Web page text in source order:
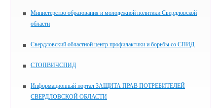
Министерство образования и молодежной политики Свердловской
области
Свердловский областной центр профилактики и борьбы со СПИД
СТОПВИЧСПИД
Информационный портал ЗАЩИТА ПРАВ ПОТРЕБИТЕЛЕЙ
СВЕРДЛОВСКОЙ ОБЛАСТИ